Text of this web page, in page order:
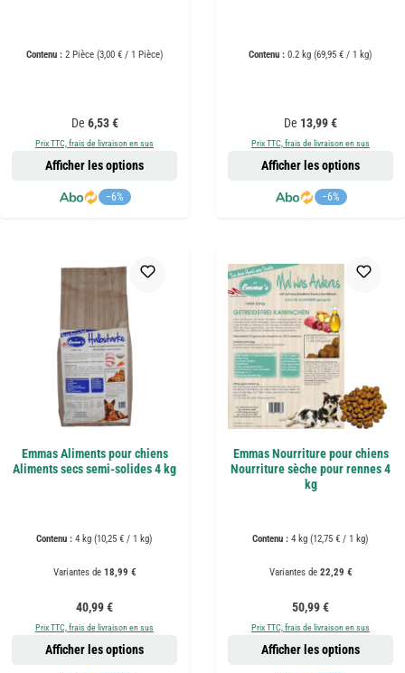
Contenu : 2 Pièce (3,00 € / 1 Pièce)
Prix régulier :
De 6,53 €
Prix TTC, frais de livraison en sus
−6%
Afficher les options
Contenu : 0.2 kg (69,95 € / 1 kg)
Prix régulier :
De 13,99 €
Prix TTC, frais de livraison en sus
−6%
Afficher les options
Emmas Aliments pour chiens
Aliments secs semi-solides 4 kg
Contenu : 4 kg (10,25 € / 1 kg)
Variantes de18,99 €
Prix régulier :
40,99 €
Prix TTC, frais de livraison en sus
Afficher les options
Emmas Nourriture pour chiens
Nourriture sèche pour rennes 4
kg
Contenu : 4 kg (12,75 € / 1 kg)
Variantes de22,29 €
Prix régulier :
50,99 €
Prix TTC, frais de livraison en sus
Afficher les options